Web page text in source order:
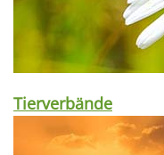
Tierverbände